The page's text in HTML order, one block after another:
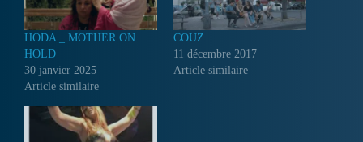
HODA _ MOTHER ON
HOLD
30 janvier 2025
Article similaire
COUZ
11 décembre 2017
Article similaire